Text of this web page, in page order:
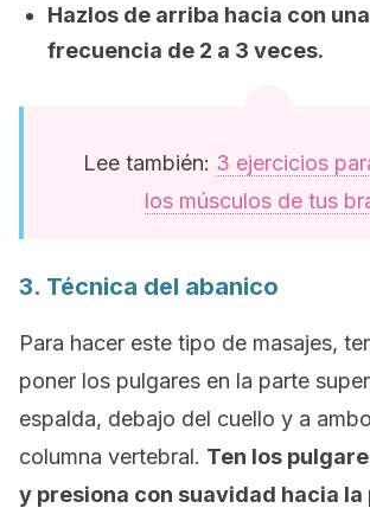
Hazlos de arriba hacia con una
frecuencia de 2 a 3 veces.
Lee también: 3 ejercicios
los músculos de tus
3. Técnica del abanico
Para hacer este tipo de masajes,
poner los pulgares en la parte
espalda, debajo del cuello y a
columna vertebral. Ten los
y presiona con suavidad hacia la